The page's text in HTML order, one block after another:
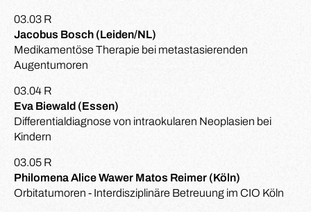
03.03 R
Jacobus Bosch (Leiden/NL)
Medikamentöse Therapie bei metastasierenden
Augentumoren
03.04 R
Eva Biewald (Essen)
Differentialdiagnose von intraokularen Neoplasien bei
Kindern
03.05 R
Philomena Alice Wawer Matos Reimer (Köln)
Orbitatumoren - Interdisziplinäre Betreuung im CIO Köln